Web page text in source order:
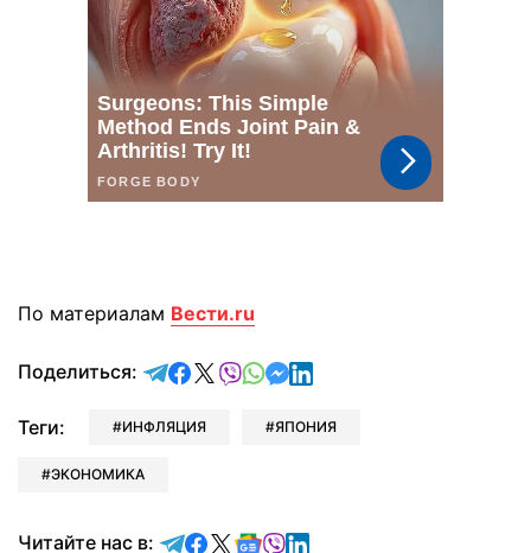
По материалам Вести.ru
Поделиться: отправить в Telegram
поделиться в Facebook
поделиться в X
отправить в Viber
отправить в Whatsapp
отправить в Messenger
отправить в LinkedIn
Теги: ИНФЛЯЦИЯ ЯПОНИЯ
ЭКОНОМИКА
Читайте нас в: Читайте в Telegram
Читайте в Facebook
Читайте в X
Читайте в Google news
Читайте в Viber
Читайте в LinkedIn